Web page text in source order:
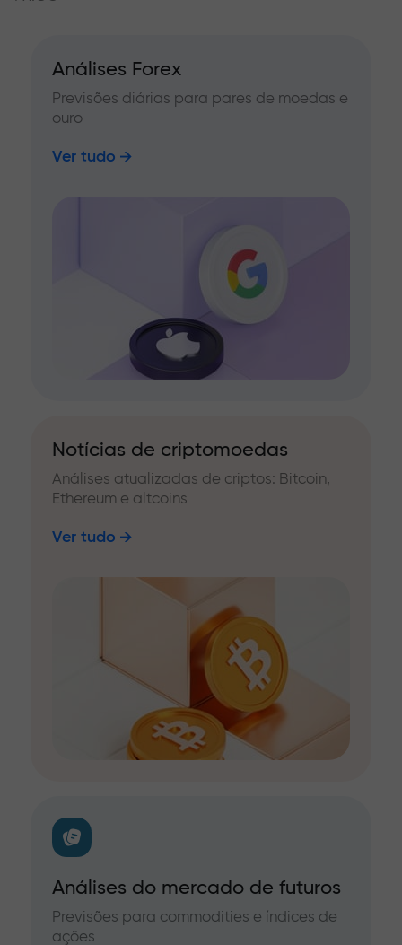
Análises Forex
Previsões diárias para pares de moedas e
ouro
Ver tudo
Notícias de criptomoedas
Análises atualizadas de criptos: Bitcoin,
Ethereum e altcoins
Ver tudo
Análises do mercado de futuros
Previsões para commodities e índices de
ações